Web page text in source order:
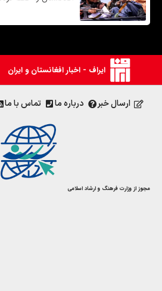
ایراف - اخبار افغانستان و ایران
ارسال خبر درباره ما تماس با ما
مجوز از وزارت فرهنگ و ارشاد اسلامی